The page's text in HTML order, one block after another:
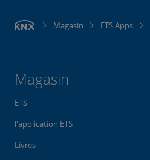
Magasin ETS Apps
Magasin
ETS
l'application ETS
Livres